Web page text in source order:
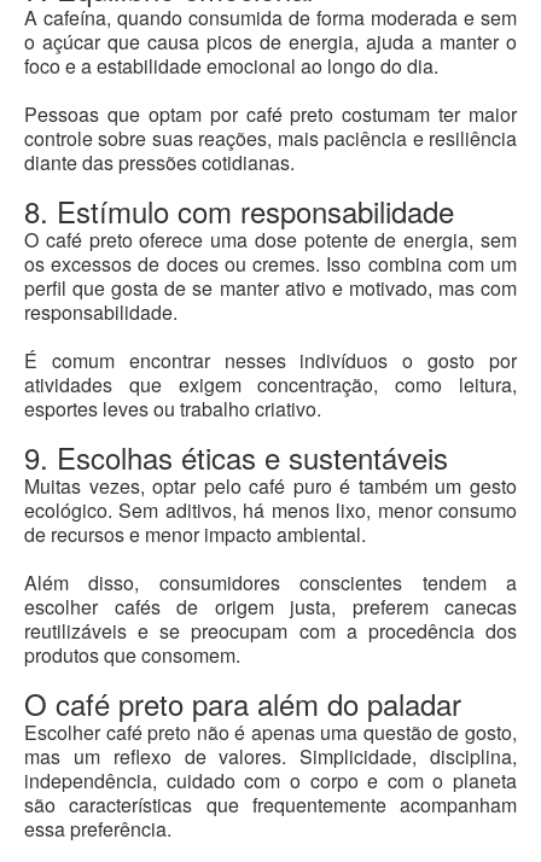
A cafeína, quando consumida de forma moderada e sem
o açúcar que causa picos de energia, ajuda a manter o
foco e a estabilidade emocional ao longo do dia.
Pessoas que optam por café preto costumam ter maior
controle sobre suas reações, mais paciência e resiliência
diante das pressões cotidianas.
8. Estímulo com responsabilidade
O café preto oferece uma dose potente de energia, sem
os excessos de doces ou cremes. Isso combina com um
perfil que gosta de se manter ativo e motivado, mas com
responsabilidade.
É comum encontrar nesses indivíduos o gosto por
atividades que exigem concentração, como leitura,
esportes leves ou trabalho criativo.
9. Escolhas éticas e sustentáveis
Muitas vezes, optar pelo café puro é também um gesto
ecológico. Sem aditivos, há menos lixo, menor consumo
de recursos e menor impacto ambiental.
Além disso, consumidores conscientes tendem a
escolher cafés de origem justa, preferem canecas
reutilizáveis e se preocupam com a procedência dos
produtos que consomem.
O café preto para além do paladar
Escolher café preto não é apenas uma questão de gosto,
mas um reflexo de valores. Simplicidade, disciplina,
independência, cuidado com o corpo e com o planeta
são características que frequentemente acompanham
essa preferência.